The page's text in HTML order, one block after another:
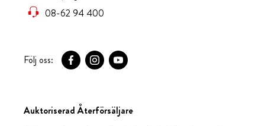
08-62 94 400
Följ oss:
Auktoriserad Återförsäljare